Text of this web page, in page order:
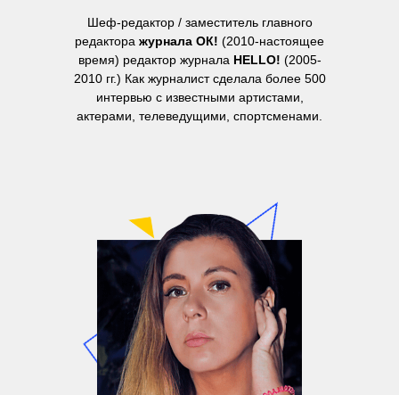
Шеф-редактор / заместитель главного
редактора журнала ОК! (2010-настоящее
время) редактор журнала HELLO! (2005-
2010 гг.) Как журналист сделала более 500
интервью с известными артистами,
актерами, телеведущими, спортсменами.